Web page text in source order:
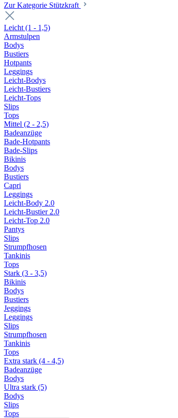
Zur Kategorie Stützkraft
Leicht (1 - 1,5)
Armstulpen
Bodys
Bustiers
Hotpants
Leggings
Leicht-Bodys
Leicht-Bustiers
Leicht-Tops
Slips
Tops
Mittel (2 - 2,5)
Badeanzüge
Bade-Hotpants
Bade-Slips
Bikinis
Bodys
Bustiers
Capri
Leggings
Leicht-Body 2.0
Leicht-Bustier 2.0
Leicht-Top 2.0
Pantys
Slips
Strumpfhosen
Tankinis
Tops
Stark (3 - 3,5)
Bikinis
Bodys
Bustiers
Jeggings
Leggings
Slips
Strumpfhosen
Tankinis
Tops
Extra stark (4 - 4,5)
Badeanzüge
Bodys
Ultra stark (5)
Bodys
Slips
Tops